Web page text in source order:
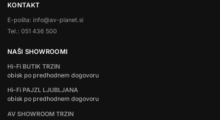
KONTAKT
E-pošta: info@av-planet.si
Tel.: 051 436 500
NAŠI SHOWROOMI
Hi-Fi BUTIK TRZIN
obisk po predhodnem dogovoru
Hi-Fi PAJZL LJUBLJANA
obisk po predhodnem dogovoru
AV SHOWROOM TRZIN